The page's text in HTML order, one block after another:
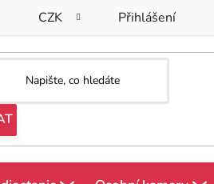
CZK Přihlášení